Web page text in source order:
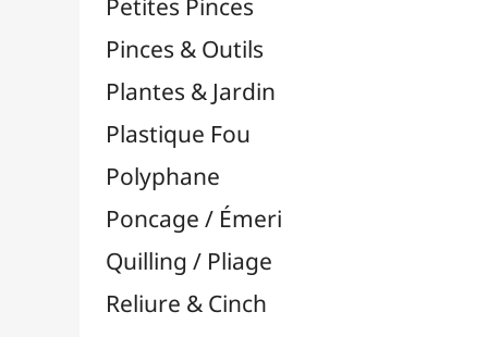
Modelage / Sculpture
Peintures / Couleurs
Pinceaux & Outils
Résines / Moulage
Supports Dessin & Peinture
Transport / Rangement
Papeterie & Bureau
MARQUES